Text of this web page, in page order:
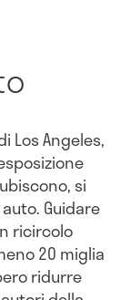
Los Angeles,
si
Guidare
ricircolo
20 miglia
ridurre